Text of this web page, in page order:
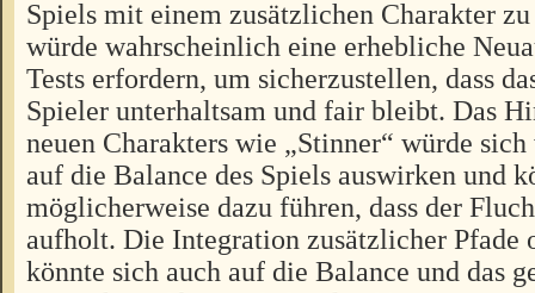
Spiels mit einem zusätzlichen Charakter
würde wahrscheinlich eine erhebliche
Tests erfordern, um sicherzustellen, dass
Spieler unterhaltsam und fair bleibt. Das
neuen Charakters wie „Stinner“ würde
auf die Balance des Spiels auswirken und
möglicherweise dazu führen, dass der
aufholt. Die Integration zusätzlicher Pfade
könnte sich auch auf die Balance und das